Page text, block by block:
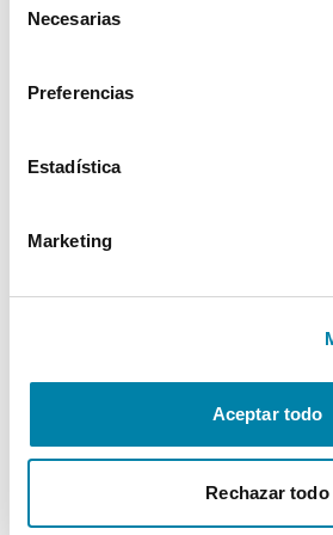
Necesarias
Preferencias
Estadística
Marketing
Aceptar todo
Rechazar todo
Seguridad
Multimedia
Confort
Más de 3.500 clientes